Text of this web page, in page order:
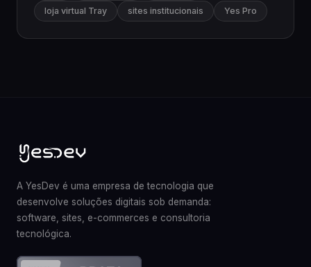
loja virtual Tray
sites institucionais Yes Pro
A YesDev é uma empresa de tecnologia que
desenvolve soluções digitais sob demanda:
software, sites, e-commerces e consultoria
tecnológica.